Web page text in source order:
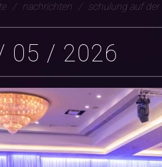
nachrichten schulung auf
05 / 2026